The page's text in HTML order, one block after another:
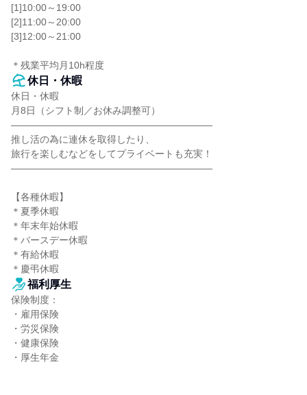
[1]10:00～19:00
[2]11:00～20:00
[3]12:00～21:00
＊残業平均月10h程度
休日・休暇
休日・休暇
月8日（シフト制／お休み調整可）
―――――――――――――――――――――
推し活の為に連休を取得したり、
旅行を楽しむなどをしてプライベートも充実！
―――――――――――――――――――――
【各種休暇】
＊夏季休暇
＊年末年始休暇
＊バースデー休暇
＊有給休暇
＊慶弔休暇
福利厚生
保険制度：
・雇用保険
・労災保険
・健康保険
・厚生年金